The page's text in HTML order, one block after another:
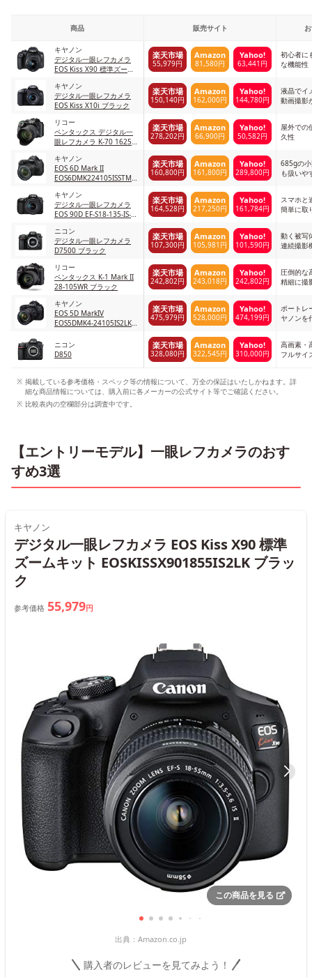
商品 販売サイト
キヤノン
デジタル一眼レフカメラ
EOS Kiss X90 標準ズーム
EOSKISSX901855IS2LK ブ
ラック
楽天市場
55,979円
Amazon
81,580円
Yahoo!
63,441円
初心者に
な機能性
キヤノン
デジタル一眼レフカメラ
EOS Kiss X10i ブラック
楽天市場
150,140円
Amazon
162,000円
Yahoo!
144,780円
液晶でイ
動画撮影
リコー
ペンタックス デジタル一
眼レフカメラ K-70 16258
楽天市場
278,202円
Amazon
66,900円
Yahoo!
50,582円
屋外での
久性
キヤノン
EOS 6D Mark II
EOS6DMK224105ISSTMLK
ト
楽天市場
160,800円
Amazon
161,800円
Yahoo!
289,800円
685gの
も扱いや
キヤノン
デジタル一眼レフカメラ
EOS 90D EF-S18-135-IS-
楽天市場
164,528円
Amazon
217,250円
Yahoo!
161,784円
スマホと
簡単に取
ニコン
デジタル一眼レフカメラ
D7500 ブラック
楽天市場
107,300円
Amazon
105,981円
Yahoo!
101,590円
動く被写
連続撮影
リコー
ペンタックス K-1 Mark II
28-105WR ブラック
楽天市場
242,802円
Amazon
243,018円
Yahoo!
242,802円
圧倒的な
精細に撮
キヤノン
EOS 5D MarkIV
EOS5DMK4-24105IS2LK
ット
楽天市場
475,979円
Amazon
528,000円
Yahoo!
474,199円
ポートレ
ヤノンを
ニコン
D850
楽天市場
328,080円
Amazon
322,545円
Yahoo!
310,000円
高画素・
フルサイ
掲載している参考価格・スペック等の情報について、万全の保証はいたしかねます。詳
細な商品情報については、購入前に各メーカーの公式サイト等でご確認ください。
比較表内の空欄部分は調査中です。
【エントリーモデル】一眼レフカメラのおす
すめ3選
キヤノン
デジタル一眼レフカメラ EOS Kiss X90 標準
ズームキット EOSKISSX901855IS2LK ブラッ
ク
参考価格 55,979円
この商品を見る
出典： Amazon.co.jp
購入者のレビューを見てみよう！